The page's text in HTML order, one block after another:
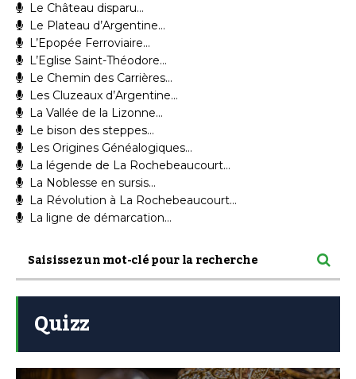
Le Château disparu…
Le Plateau d’Argentine…
L’Epopée Ferroviaire…
L’Eglise Saint-Théodore…
Le Chemin des Carrières…
Les Cluzeaux d’Argentine…
La Vallée de la Lizonne…
Le bison des steppes…
Les Origines Généalogiques…
La légende de La Rochebeaucourt…
La Noblesse en sursis…
La Révolution à La Rochebeaucourt…
La ligne de démarcation…
Quizz